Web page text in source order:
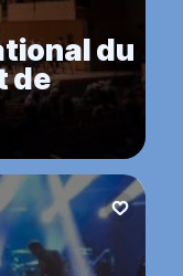
du
de